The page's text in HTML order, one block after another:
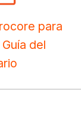
para
del